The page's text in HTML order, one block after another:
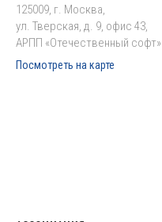
125009, г. Москва,
ул. Тверская, д. 9, офис 43,
АРПП «Отечественный софт»
Посмотреть на карте